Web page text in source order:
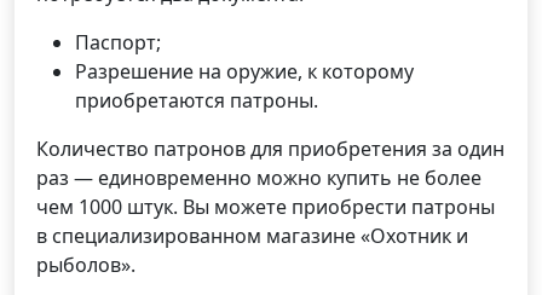
Паспорт;
Разрешение на оружие, к которому
приобретаются патроны.
Количество патронов для приобретения за один
раз — единовременно можно купить не более
чем 1000 штук. Вы можете приобрести патроны
в специализированном магазине «Охотник и
рыболов».